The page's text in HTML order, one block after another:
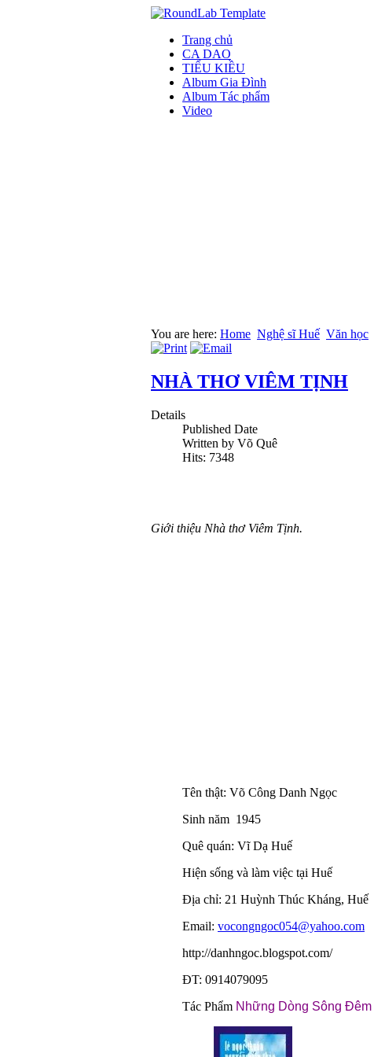
Trang chủ
CA DAO
TIỂU KIỀU
Album Gia Đình
Album Tác phẩm
Video
You are here: Home Nghệ sĩ Huế Văn học
NHÀ THƠ VIÊM TỊNH
Details
Published Date
Written by Võ Quê
Hits: 7348
Giới thiệu Nhà thơ Viêm Tịnh.
Tên thật: Võ Công Danh Ngọc
Sinh năm 1945
Quê quán: Vĩ Dạ Huế
Hiện sống và làm việc tại Huế
Địa chỉ: 21 Huỳnh Thúc Kháng, Huế
Email: vocongngoc054@yahoo.com
http://danhngoc.blogspot.com/
ĐT: 0914079095
Tác Phẩm Những Dòng Sông Đêm